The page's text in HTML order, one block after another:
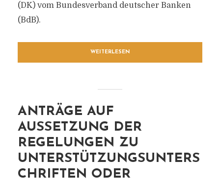
(DK) vom Bundesverband deutscher Banken
(BdB).
WEITERLESEN
ANTRÄGE AUF
AUSSETZUNG DER
REGELUNGEN ZU
UNTERSTÜTZUNGSUNTERS
CHRIFTEN ODER